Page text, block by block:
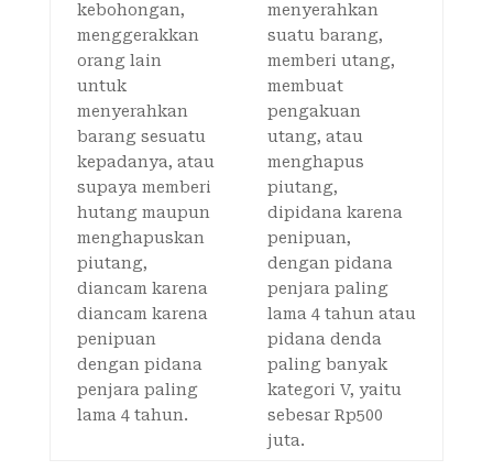
kebohongan,
menggerakkan
orang lain
untuk
menyerahkan
barang sesuatu
kepadanya, atau
supaya memberi
hutang maupun
menghapuskan
piutang,
diancam karena
diancam karena
penipuan
dengan pidana
penjara paling
lama 4 tahun.
menyerahkan
suatu barang,
memberi utang,
membuat
pengakuan
utang, atau
menghapus
piutang,
dipidana karena
penipuan,
dengan pidana
penjara paling
lama 4 tahun atau
pidana denda
paling banyak
kategori V, yaitu
sebesar Rp500
juta.